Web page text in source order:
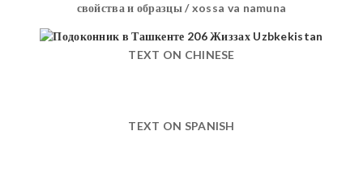
свойства и образцы / xossa va namuna
TEXT ON CHINESE
TEXT ON SPANISH